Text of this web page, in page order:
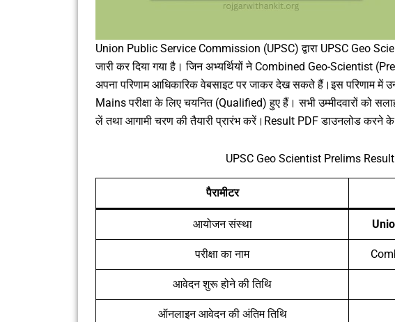
Union Public Service Commission (UPSC) द्वारा UPSC Geo
जारी कर दिया गया है। जिन अभ्यर्थियों ने Combined Geo-Scientist
अपना परिणाम आधिकारिक वेबसाइट पर जाकर देख सकते हैं।इस परिणाम में
Mains परीक्षा के लिए चयनित (Qualified) हुए हैं। सभी उम्मीदवारों को
लें तथा आगामी चरण की तैयारी प्रारंभ करें।Result PDF डाउनलोड करने
UPSC Geo Scientist Prelims
पैरामीटर
आयोजन संस्था
परीक्षा का नाम
आवेदन शुरू होने की तिथि
ऑनलाइन आवेदन की अंतिम तिथि